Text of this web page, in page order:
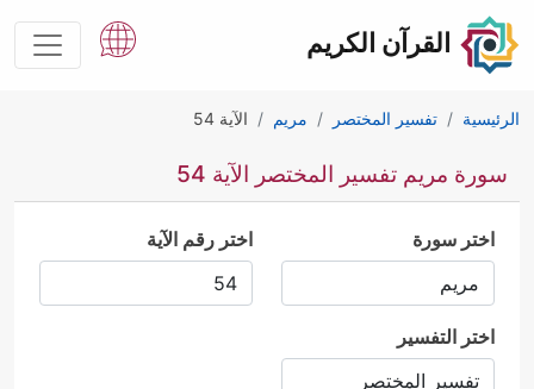
القرآن الكريم
الرئيسية تفسير المختصر مريم الآية 54
سورة مريم تفسير المختصر الآية 54
اختر سورة اختر رقم الآية
اختر التفسير